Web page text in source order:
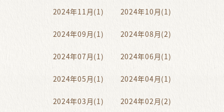
2024年11月(1) 2024年10月(1)
2024年09月(1) 2024年08月(2)
2024年07月(1) 2024年06月(1)
2024年05月(1) 2024年04月(1)
2024年03月(1) 2024年02月(2)